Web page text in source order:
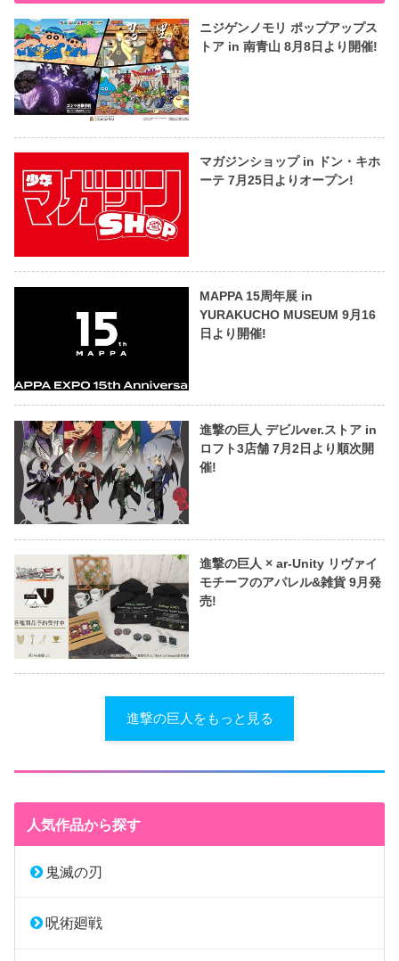
ニジゲンノモリ ポップアップス
トア in 南青山 8月8日より開催!
マガジンショップ in ドン・キホ
ーテ 7月25日よりオープン!
MAPPA 15周年展 in
YURAKUCHO MUSEUM 9月16
日より開催!
進撃の巨人 デビルver.ストア in
ロフト3店舗 7月2日より順次開
催!
進撃の巨人 × ar-Unity リヴァイ
モチーフのアパレル&雑貨 9月発
売!
進撃の巨人をもっと見る
人気作品から探す
鬼滅の刃
呪術廻戦